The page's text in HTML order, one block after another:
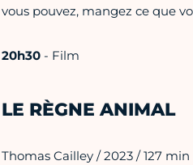
vous pouvez, mangez ce que
20h30 - Film
LE RÈGNE ANIMAL
Thomas Cailley / 2023 / 127 min